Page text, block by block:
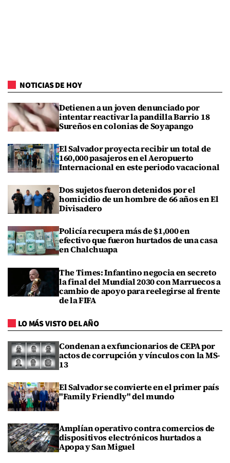
NOTICIAS DE HOY
Detienen a un joven denunciado por
intentar reactivar la pandilla Barrio 18
Sureños en colonias de Soyapango
El Salvador proyecta recibir un total de
160,000 pasajeros en el Aeropuerto
Internacional en este periodo vacacional
Dos sujetos fueron detenidos por el
homicidio de un hombre de 66 años en El
Divisadero
Policía recupera más de $1,000 en
efectivo que fueron hurtados de una casa
en Chalchuapa
The Times: Infantino negocia en secreto
la final del Mundial 2030 con Marruecos a
cambio de apoyo para reelegirse al frente
de la FIFA
LO MÁS VISTO DEL AÑO
Condenan a exfuncionarios de CEPA por
actos de corrupción y vínculos con la MS-
13
El Salvador se convierte en el primer país
"Family Friendly" del mundo
Amplían operativo contra comercios de
dispositivos electrónicos hurtados a
Apopa y San Miguel